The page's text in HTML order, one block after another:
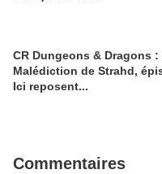
CR Dungeons & Dragons :
Malédiction de Strahd,
Ici reposent...
Commentaires